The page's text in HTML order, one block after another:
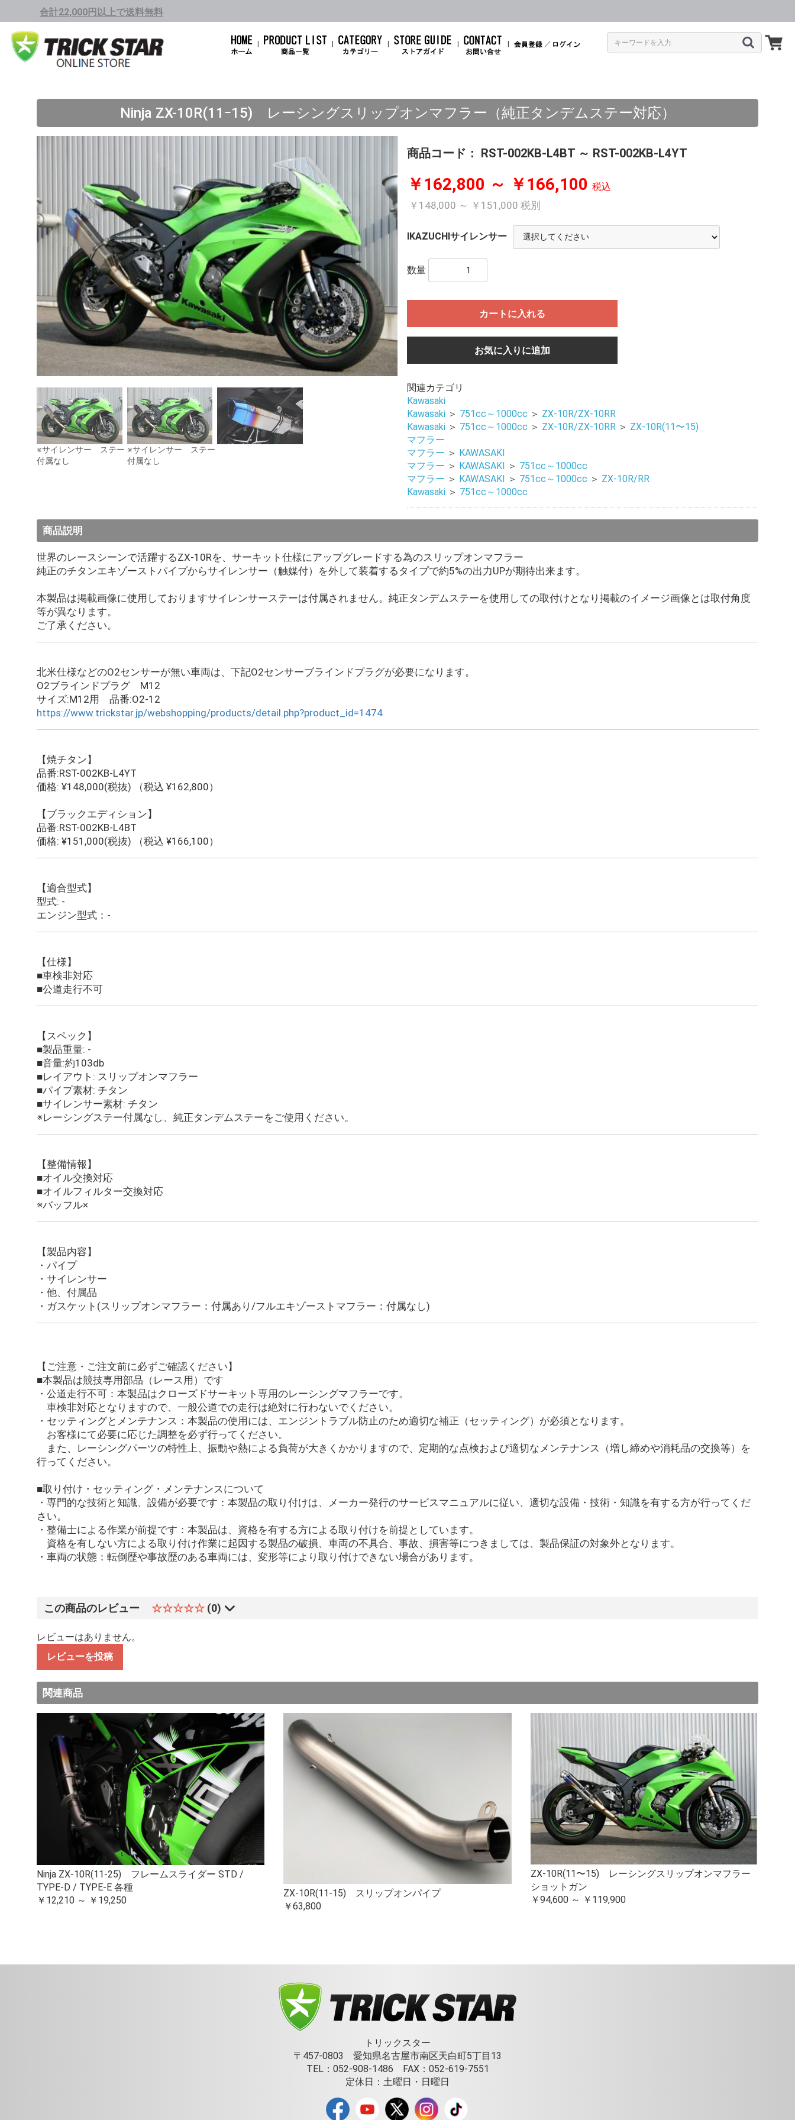
合計22,000円以上で送料無料
／
Ninja ZX-10R(11ｰ15) レーシングスリップオンマフラー（純正タンデムステー対応）
※サイレンサー ステー
付属なし
※サイレンサー ステー
付属なし
商品コード： RST-002KB-L4BT ～ RST-002KB-L4YT
￥162,800 ～ ￥166,100 税込
￥148,000 ～ ￥151,000 税別
IKAZUCHIサイレンサー
数量
カートに入れる
お気に入りに追加
関連カテゴリ
Kawasaki
Kawasaki ＞ 751cc～1000cc ＞ ZX-10R/ZX-10RR
Kawasaki ＞ 751cc～1000cc ＞ ZX-10R/ZX-10RR ＞ ZX-10R(11〜15)
マフラー
マフラー ＞ KAWASAKI
マフラー ＞ KAWASAKI ＞ 751cc～1000cc
マフラー ＞ KAWASAKI ＞ 751cc～1000cc ＞ ZX-10R/RR
Kawasaki ＞ 751cc～1000cc
商品説明
世界のレースシーンで活躍するZX-10Rを、サーキット仕様にアップグレードする為のスリップオンマフラー
純正のチタンエキゾーストパイプからサイレンサー（触媒付）を外して装着するタイプで約5%の出力UPが期待出来ます。
本製品は掲載画像に使用しておりますサイレンサーステーは付属されません。純正タンデムステーを使用しての取付けとなり掲載のイメージ画像とは取付角度
等が異なります。
ご了承ください。
北米仕様などのO2センサーが無い車両は、下記O2センサーブラインドプラグが必要になります。
O2ブラインドプラグ M12
サイズ:M12用 品番:O2-12
https://www.trickstar.jp/webshopping/products/detail.php?product_id=1474
【焼チタン】
品番:RST-002KB-L4YT
価格: ¥148,000(税抜) （税込 ¥162,800）
【ブラックエディション】
品番:RST-002KB-L4BT
価格: ¥151,000(税抜) （税込 ¥166,100）
【適合型式】
型式: -
エンジン型式：-
【仕様】
■車検非対応
■公道走行不可
【スペック】
■製品重量: -
■音量:約103db
■レイアウト: スリップオンマフラー
■パイプ素材: チタン
■サイレンサー素材: チタン
※レーシングステー付属なし、純正タンデムステーをご使用ください。
【整備情報】
■オイル交換対応
■オイルフィルター交換対応
※バッフル×
【製品内容】
・パイプ
・サイレンサー
・他、付属品
・ガスケット(スリップオンマフラー：付属あり/フルエキゾーストマフラー：付属なし)
【ご注意・ご注文前に必ずご確認ください】
■本製品は競技専用部品（レース用）です
・公道走行不可：本製品はクローズドサーキット専用のレーシングマフラーです。
車検非対応となりますので、一般公道での走行は絶対に行わないでください。
・セッティングとメンテナンス：本製品の使用には、エンジントラブル防止のため適切な補正（セッティング）が必須となります。
お客様にて必要に応じた調整を必ず行ってください。
また、レーシングパーツの特性上、振動や熱による負荷が大きくかかりますので、定期的な点検および適切なメンテナンス（増し締めや消耗品の交換等）を
行ってください。
■取り付け・セッティング・メンテナンスについて
・専門的な技術と知識、設備が必要です：本製品の取り付けは、メーカー発行のサービスマニュアルに従い、適切な設備・技術・知識を有する方が行ってくだ
さい。
・整備士による作業が前提です：本製品は、資格を有する方による取り付けを前提としています。
資格を有しない方による取り付け作業に起因する製品の破損、車両の不具合、事故、損害等につきましては、製品保証の対象外となります。
・車両の状態：転倒歴や事故歴のある車両には、変形等により取り付けできない場合があります。
この商品のレビュー ☆☆☆☆☆ (0)
レビューはありません。
レビューを投稿
関連商品
Ninja ZX-10R(11-25) フレームスライダー STD /
TYPE-D / TYPE-E 各種
￥12,210 ～ ￥19,250
ZX-10R(11-15) スリップオンパイプ
￥63,800
ZX-10R(11〜15) レーシングスリップオンマフラー
ショットガン
￥94,600 ～ ￥119,900
トリックスター
〒457-0803 愛知県名古屋市南区天白町5丁目13
TEL：052-908-1486 FAX：052-619-7551
定休日：土曜日・日曜日